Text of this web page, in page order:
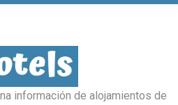
información de alojamientos de